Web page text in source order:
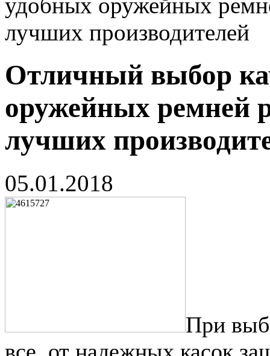
лучших производителей
Отличный выбор
оружейных ремней
лучших
05.01.2018
При